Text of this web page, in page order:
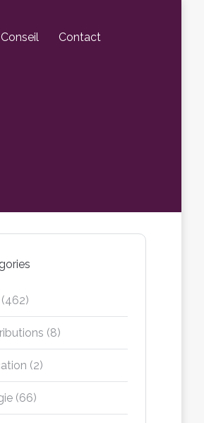
Conseil Contact
(462)
(8)
(2)
(66)